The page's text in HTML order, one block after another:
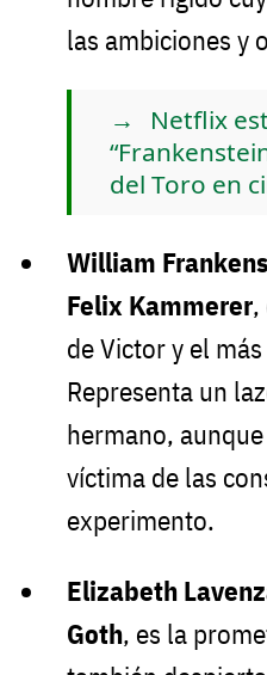
las ambiciones y
Netflix
del Toro en
William
Felix Kammerer,
de Victor y el
Representa un
hermano,
víctima de las
experimento.
Elizabeth
Goth, es la